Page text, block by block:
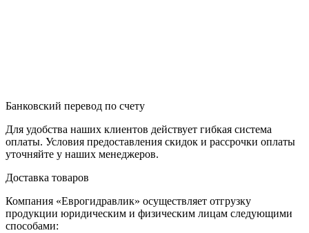
Банковский перевод по счету
Для удобства наших клиентов действует гибкая система
оплаты. Условия предоставления скидок и рассрочки оплаты
уточняйте у наших менеджеров.
Доставка товаров
Компания «Еврогидравлик» осуществляет отгрузку
продукции юридическим и физическим лицам следующими
способами: